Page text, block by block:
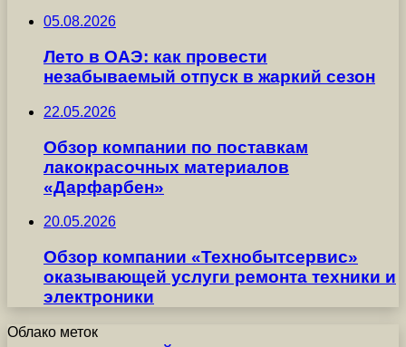
05.08.2026
Лето в ОАЭ: как провести
незабываемый отпуск в жаркий сезон
22.05.2026
Обзор компании по поставкам
лакокрасочных материалов
«Дарфарбен»
20.05.2026
Обзор компании «Технобытсервис»
оказывающей услуги ремонта техники и
электроники
Облако меток